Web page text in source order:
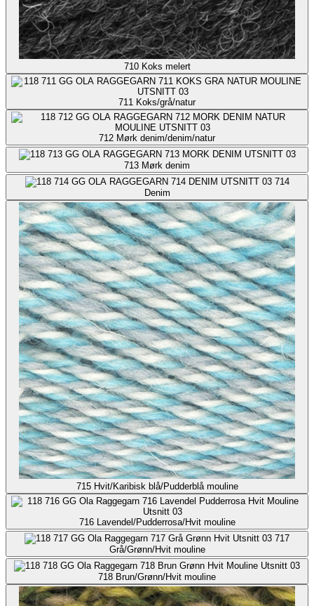
710 Koks melert
711 Koks/grå/natur
712 Mørk denim/denim/natur
713 Mørk denim
714
Denim
715 Hvit/Karibisk blå/Pudderblå mouline
716 Lavendel/Pudderrosa/Hvit mouline
717
Grå/Grønn/Hvit mouline
718 Brun/Grønn/Hvit mouline